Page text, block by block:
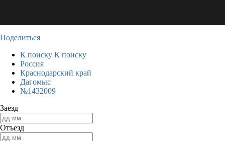
Поделиться
К поиску К поиску
Россия
Краснодарский край
Дагомыс
№1432009
Заезд
Отъезд